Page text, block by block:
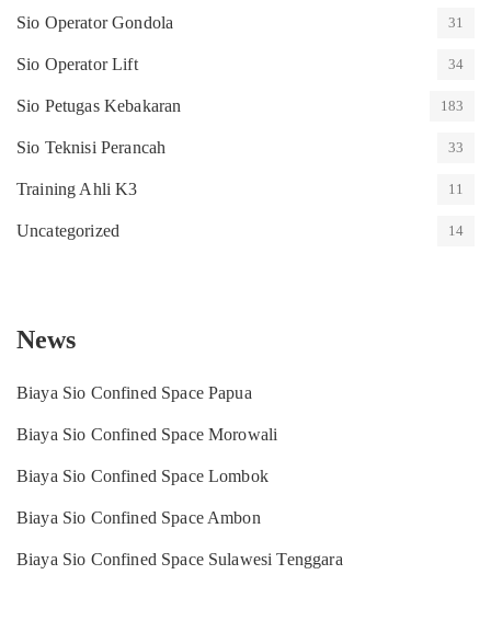
Sio Operator Gondola 31
Sio Operator Lift 34
Sio Petugas Kebakaran 183
Sio Teknisi Perancah 33
Training Ahli K3 11
Uncategorized 14
News
Biaya Sio Confined Space Papua
Biaya Sio Confined Space Morowali
Biaya Sio Confined Space Lombok
Biaya Sio Confined Space Ambon
Biaya Sio Confined Space Sulawesi Tenggara